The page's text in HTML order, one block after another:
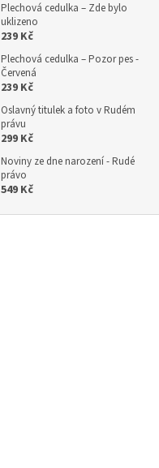
Plechová cedulka – Zde bylo
uklizeno
239 Kč
Plechová cedulka – Pozor pes -
Červená
239 Kč
Oslavný titulek a foto v Rudém
právu
299 Kč
Noviny ze dne narození - Rudé
právo
549 Kč